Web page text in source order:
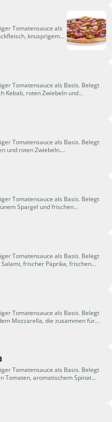
Tomatensauce als
knusprigem
Jalapeños sorgen für
Käse
Tomatensauce als Basis. Belegt
Kebab, roten Zwiebeln und
in Öl verleiht der Pizza eine
Käse das Ganze perfekt
Tomatensauce als Basis. Belegt
und roten Zwiebeln.
sorgen für eine
und leicht salzigen Aromen -
Tomatensauce als Basis. Belegt
Spargel und frischen
und würziger Steakpfeffer
und herzhafte Note -
Tomatensauce als Basis. Belegt
frischer Paprika, frischen
Käse rundet die
sorgt für ein aromatisches
Tomatensauce als Basis. Belegt
Mozzarella, die zusammen für
Käsenote sorgen - perfekt für
Tomatensauce als Basis. Belegt
Tomaten, aromatischem Spinat
verleiht der Pizza eine intensive
perfekt ab - leicht,